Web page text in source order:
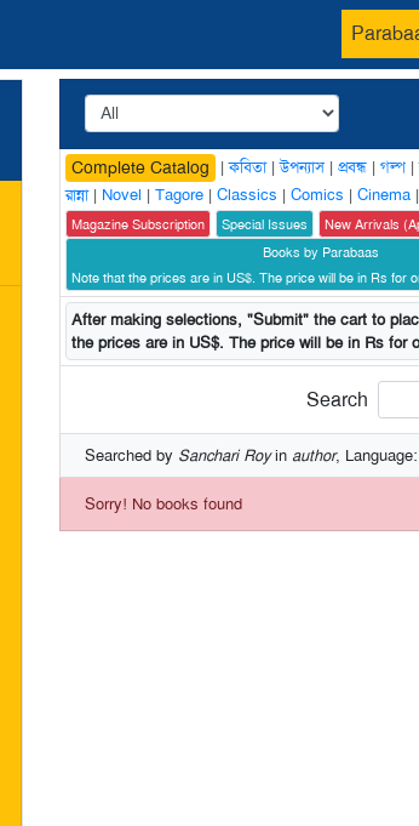
Complete Catalog |কবিতা|উপন্যাস| প্রবন্ধ | গল্প |
রান্না| Novel | Tagore | Classics | Comics | Cinema |
Magazine Subscription
Special Issues
New Arrivals
Books by Parabaas
Note that the prices are in US$. The price will be in Rs for
After making selections, "Submit" the cart to
the prices are in US$. The price will be in Rs for
Search
Searched by Sanchari Royin author,
Sorry! No books found